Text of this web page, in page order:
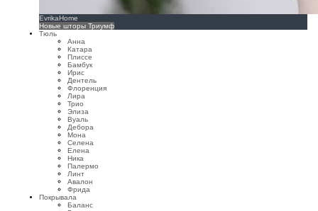
EvrikaHome
Новые шторы Триумф
Тюль
Анна
Катара
Плиссе
Бамбук
Ирис
Дентель
Флоренция
Лира
Трио
Элиза
Вуаль
Дебора
Мона
Селена
Елена
Ника
Палермо
Линт
Авалон
Фрида
Покрывала
Баланс